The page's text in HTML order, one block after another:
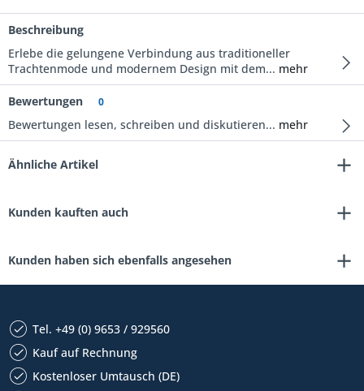
Beschreibung
Erlebe die gelungene Verbindung aus traditioneller
Trachtenmode und modernem Design mit dem... mehr
Bewertungen 0
Bewertungen lesen, schreiben und diskutieren... mehr
Ähnliche Artikel
Kunden kauften auch
Kunden haben sich ebenfalls angesehen
Tel. +49 (0) 9653 / 929560
Kauf auf Rechnung
Kostenloser Umtausch (DE)